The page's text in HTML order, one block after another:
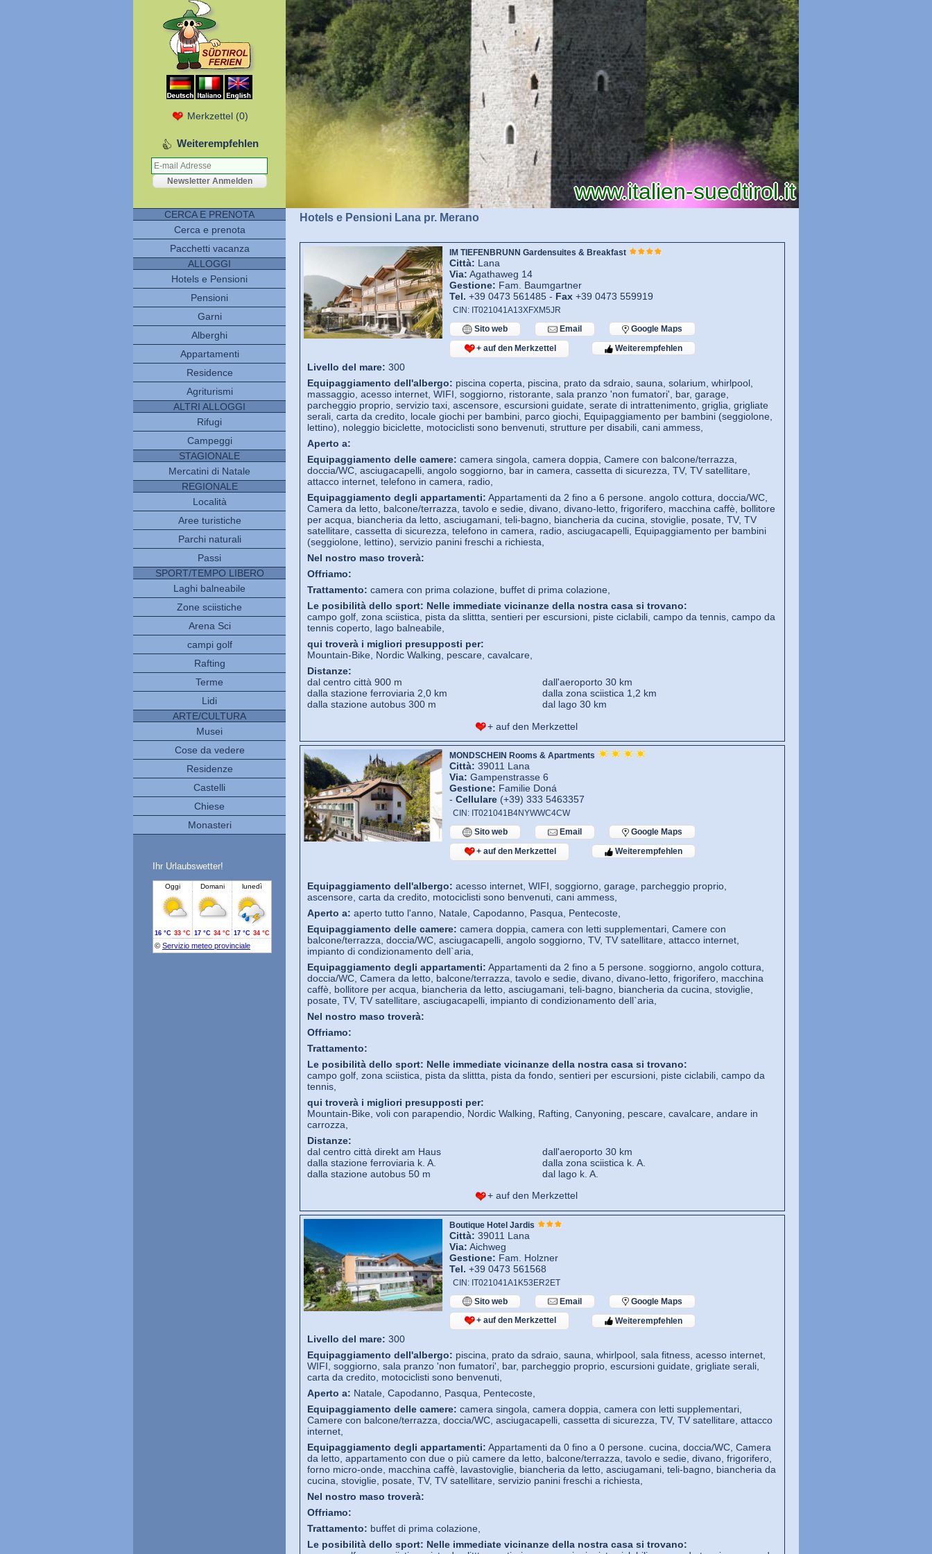
www.italien-suedtirol.it
Hotels e Pensioni Lana pr. Merano
IM TIEFENBRUNN Gardensuites & Breakfast
Città: Lana
Via: Agathaweg 14
Gestione: Fam. Baumgartner
Tel. +39 0473 561485 - Fax +39 0473 559919
CIN: IT021041A13XFXM5JR
Sito web
Email
Google Maps
+ auf den Merkzettel
Weiterempfehlen
Livello del mare: 300
Equipaggiamento dell'albergo: piscina coperta, piscina, prato da sdraio, sauna, solarium, whirlpool,
massaggio, acesso internet, WIFI, soggiorno, ristorante, sala pranzo 'non fumatori', bar, garage,
parcheggio proprio, servizio taxi, ascensore, escursioni guidate, serate di intrattenimento, griglia, grigliate
serali, carta da credito, locale giochi per bambini, parco giochi, Equipaggiamento per bambini (seggiolone,
lettino), noleggio biciclette, motociclisti sono benvenuti, strutture per disabili, cani ammess,
Aperto a:
Equipaggiamento delle camere: camera singola, camera doppia, Camere con balcone/terrazza,
doccia/WC, asciugacapelli, angolo soggiorno, bar in camera, cassetta di sicurezza, TV, TV satellitare,
attacco internet, telefono in camera, radio,
Equipaggiamento degli appartamenti: Appartamenti da 2 fino a 6 persone. angolo cottura, doccia/WC,
Camera da letto, balcone/terrazza, tavolo e sedie, divano, divano-letto, frigorifero, macchina caffè, bollitore
per acqua, biancheria da letto, asciugamani, teli-bagno, biancheria da cucina, stoviglie, posate, TV, TV
satellitare, cassetta di sicurezza, telefono in camera, radio, asciugacapelli, Equipaggiamento per bambini
(seggiolone, lettino), servizio panini freschi a richiesta,
Nel nostro maso troverà:
Offriamo:
Trattamento: camera con prima colazione, buffet di prima colazione,
Le posibilità dello sport: Nelle immediate vicinanze della nostra casa si trovano:
campo golf, zona sciistica, pista da slittta, sentieri per escursioni, piste ciclabili, campo da tennis, campo da
tennis coperto, lago balneabile,
qui troverà i migliori presupposti per:
Mountain-Bike, Nordic Walking, pescare, cavalcare,
Distanze:
dal centro città 900 m
dall'aeroporto 30 km
dalla stazione ferroviaria 2,0 km
dalla zona sciistica 1,2 km
dalla stazione autobus 300 m
dal lago 30 km
+ auf den Merkzettel
MONDSCHEIN Rooms & Apartments
Città: 39011 Lana
Via: Gampenstrasse 6
Gestione: Familie Doná
- Cellulare (+39) 333 5463357
CIN: IT021041B4NYWWC4CW
Sito web
Email
Google Maps
+ auf den Merkzettel
Weiterempfehlen
Equipaggiamento dell'albergo: acesso internet, WIFI, soggiorno, garage, parcheggio proprio,
ascensore, carta da credito, motociclisti sono benvenuti, cani ammess,
Aperto a: aperto tutto l'anno, Natale, Capodanno, Pasqua, Pentecoste,
Equipaggiamento delle camere: camera doppia, camera con letti supplementari, Camere con
balcone/terrazza, doccia/WC, asciugacapelli, angolo soggiorno, TV, TV satellitare, attacco internet,
impianto di condizionamento dell`aria,
Equipaggiamento degli appartamenti: Appartamenti da 2 fino a 5 persone. soggiorno, angolo cottura,
doccia/WC, Camera da letto, balcone/terrazza, tavolo e sedie, divano, divano-letto, frigorifero, macchina
caffè, bollitore per acqua, biancheria da letto, asciugamani, teli-bagno, biancheria da cucina, stoviglie,
posate, TV, TV satellitare, asciugacapelli, impianto di condizionamento dell`aria,
Nel nostro maso troverà:
Offriamo:
Trattamento:
Le posibilità dello sport: Nelle immediate vicinanze della nostra casa si trovano:
campo golf, zona sciistica, pista da slittta, pista da fondo, sentieri per escursioni, piste ciclabili, campo da
tennis,
qui troverà i migliori presupposti per:
Mountain-Bike, voli con parapendio, Nordic Walking, Rafting, Canyoning, pescare, cavalcare, andare in
carrozza,
Distanze:
dal centro città direkt am Haus
dall'aeroporto 30 km
dalla stazione ferroviaria k. A.
dalla zona sciistica k. A.
dalla stazione autobus 50 m
dal lago k. A.
+ auf den Merkzettel
Boutique Hotel Jardis
Città: 39011 Lana
Via: Aichweg
Gestione: Fam. Holzner
Tel. +39 0473 561568
CIN: IT021041A1K53ER2ET
Sito web
Email
Google Maps
+ auf den Merkzettel
Weiterempfehlen
Livello del mare: 300
Equipaggiamento dell'albergo: piscina, prato da sdraio, sauna, whirlpool, sala fitness, acesso internet,
WIFI, soggiorno, sala pranzo 'non fumatori', bar, parcheggio proprio, escursioni guidate, grigliate serali,
carta da credito, motociclisti sono benvenuti,
Aperto a: Natale, Capodanno, Pasqua, Pentecoste,
Equipaggiamento delle camere: camera singola, camera doppia, camera con letti supplementari,
Camere con balcone/terrazza, doccia/WC, asciugacapelli, cassetta di sicurezza, TV, TV satellitare, attacco
internet,
Equipaggiamento degli appartamenti: Appartamenti da 0 fino a 0 persone. cucina, doccia/WC, Camera
da letto, appartamento con due o più camere da letto, balcone/terrazza, tavolo e sedie, divano, frigorifero,
forno micro-onde, macchina caffè, lavastoviglie, biancheria da letto, asciugamani, teli-bagno, biancheria da
cucina, stoviglie, posate, TV, TV satellitare, servizio panini freschi a richiesta,
Nel nostro maso troverà:
Offriamo:
Trattamento: buffet di prima colazione,
Le posibilità dello sport: Nelle immediate vicinanze della nostra casa si trovano:
Merkzettel (0)
Weiterempfehlen
CERCA E PRENOTA
Cerca e prenota
Pacchetti vacanza
ALLOGGI
Hotels e Pensioni
Pensioni
Garni
Alberghi
Appartamenti
Residence
Agriturismi
ALTRI ALLOGGI
Rifugi
Campeggi
STAGIONALE
Mercatini di Natale
REGIONALE
Località
Aree turistiche
Parchi naturali
Passi
SPORT/TEMPO LIBERO
Laghi balneabile
Zone sciistiche
Arena Sci
campi golf
Rafting
Terme
Lidi
ARTE/CULTURA
Musei
Cose da vedere
Residenze
Castelli
Chiese
Monasteri
Ihr Urlaubswetter!